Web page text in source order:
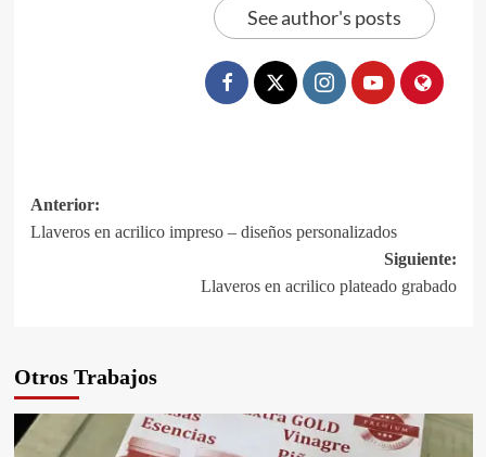
See author's posts
Navegación
de
Anterior:
Llaveros en acrilico impreso – diseños personalizados
Siguiente:
Llaveros en acrilico plateado grabado
Otros Trabajos